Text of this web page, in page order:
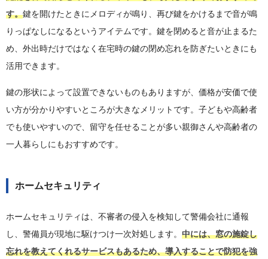
す。鍵を開けたときにメロディが鳴り、再び鍵をかけるまで音が鳴
りっぱなしになるというアイテムです。鍵を閉めると音が止まるた
め、外出時だけではなく在宅時の鍵の閉め忘れを防ぎたいときにも
活用できます。
鍵の形状によって設置できないものもありますが、価格が安価で使
い方が分かりやすいところが大きなメリットです。子どもや高齢者
でも使いやすいので、留守を任せることが多い親御さんや高齢者の
一人暮らしにもおすすめです。
ホームセキュリティ
ホームセキュリティは、不審者の侵入を検知して警備会社に通報
し、警備員が現地に駆けつけ一次対処します。 中には、窓の施錠し
忘れを教えてくれるサービスもあるため、導入することで防犯を強